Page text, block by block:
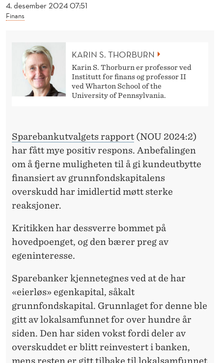
4. desember 2024 07:51
Finans
KARIN S. THORBURN
Karin S. Thorburn er professor ved
Institutt for finans og professor II
ved Wharton School of the
University of Pennsylvania.
Sparebankutvalgets rapport (NOU 2024:2)
har fått mye positiv respons. Anbefalingen
om å fjerne muligheten til å gi kundeutbytte
finansiert av grunnfondskapitalens
overskudd har imidlertid møtt sterke
reaksjoner.
Kritikken har dessverre bommet på
hovedpoenget, og den bærer preg av
egeninteresse.
Sparebanker kjennetegnes ved at de har
«eierløs» egenkapital, såkalt
grunnfondskapital. Grunnlaget for denne ble
gitt av lokalsamfunnet for over hundre år
siden. Den har siden vokst fordi deler av
overskuddet er blitt reinvestert i banken,
mens resten er gitt tilbake til lokalsamfunnet